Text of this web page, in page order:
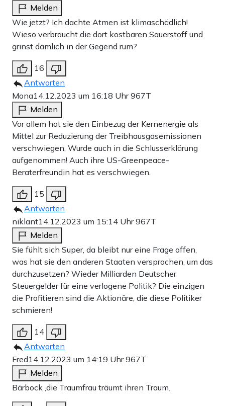
Melden
Wie jetzt? Ich dachte Atmen ist klimaschädlich!
Wieso verbraucht die dort kostbaren Sauerstoff und
grinst dämlich in der Gegend rum?
16
Antworten
Mona14.12.2023 um 16:18 Uhr967T
Melden
Vor allem hat sie den Einbezug der Kernenergie als
Mittel zur Reduzierung der Treibhausgasemissionen
verschwiegen. Wurde auch in die Schlusserklärung
aufgenommen! Auch ihre US-Greenpeace-
Beraterfreundin hat es verschwiegen.
15
Antworten
niklant14.12.2023 um 15:14 Uhr967T
Melden
Sie fühlt sich Super, da bleibt nur eine Frage offen,
was hat sie den anderen Staaten versprochen, um das
durchzusetzen? Wieder Milliarden Deutscher
Steuergelder für eine verlogene Politik? Die einzigen
die Profitieren sind die Aktionäre, die diese Politiker
schmieren!
14
Antworten
Fred14.12.2023 um 14:19 Uhr967T
Melden
Bärbock ,die Traumfrau träumt ihren Traum.